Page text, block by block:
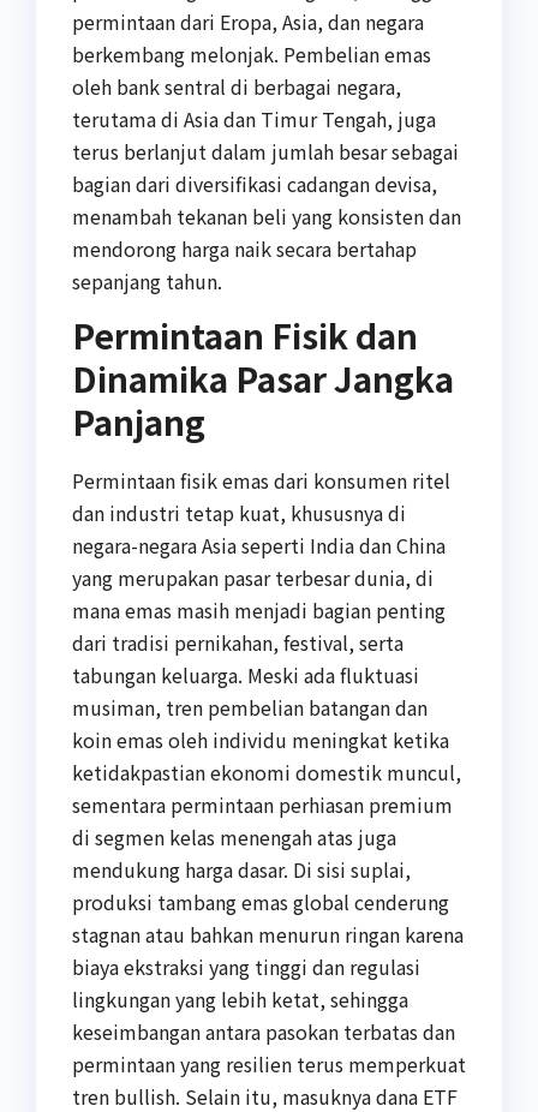
permintaan dari Eropa, Asia, dan negara
berkembang melonjak. Pembelian emas
oleh bank sentral di berbagai negara,
terutama di Asia dan Timur Tengah, juga
terus berlanjut dalam jumlah besar sebagai
bagian dari diversifikasi cadangan devisa,
menambah tekanan beli yang konsisten dan
mendorong harga naik secara bertahap
sepanjang tahun.
Permintaan Fisik dan
Dinamika Pasar Jangka
Panjang
Permintaan fisik emas dari konsumen ritel
dan industri tetap kuat, khususnya di
negara-negara Asia seperti India dan China
yang merupakan pasar terbesar dunia, di
mana emas masih menjadi bagian penting
dari tradisi pernikahan, festival, serta
tabungan keluarga. Meski ada fluktuasi
musiman, tren pembelian batangan dan
koin emas oleh individu meningkat ketika
ketidakpastian ekonomi domestik muncul,
sementara permintaan perhiasan premium
di segmen kelas menengah atas juga
mendukung harga dasar. Di sisi suplai,
produksi tambang emas global cenderung
stagnan atau bahkan menurun ringan karena
biaya ekstraksi yang tinggi dan regulasi
lingkungan yang lebih ketat, sehingga
keseimbangan antara pasokan terbatas dan
permintaan yang resilien terus memperkuat
tren bullish. Selain itu, masuknya dana ETF